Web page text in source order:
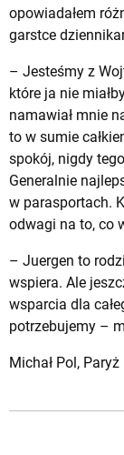
opowiadałem
garstce
– Jesteśmy z
które ja nie
namawiał mnie
to w sumie
spokój, nigdy
Generalnie
w parasportach.
odwagi na to, co
– Juergen to
wspiera. Ale
wsparcia dla
potrzebujemy –
Michał Pol, Paryż